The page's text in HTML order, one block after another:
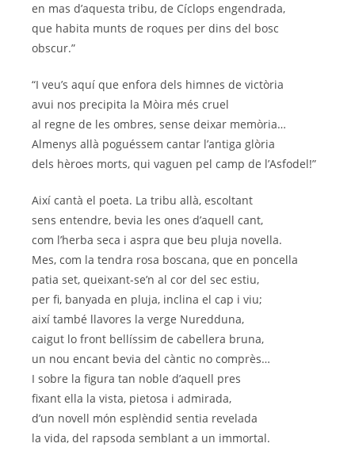
en mas d’aquesta tribu, de Cíclops engendrada,
que habita munts de roques per dins del bosc
obscur.”
“I veu’s aquí que enfora dels himnes de victòria
avui nos precipita la Mòira més cruel
al regne de les ombres, sense deixar memòria…
Almenys allà poguéssem cantar l’antiga glòria
dels hèroes morts, qui vaguen pel camp de l’Asfodel!”
Així cantà el poeta. La tribu allà, escoltant
sens entendre, bevia les ones d’aquell cant,
com l’herba seca i aspra que beu pluja novella.
Mes, com la tendra rosa boscana, que en poncella
patia set, queixant-se’n al cor del sec estiu,
per fi, banyada en pluja, inclina el cap i viu;
així també llavores la verge Nuredduna,
caigut lo front bellíssim de cabellera bruna,
un nou encant bevia del càntic no comprès…
I sobre la figura tan noble d’aquell pres
fixant ella la vista, pietosa i admirada,
d’un novell món esplèndid sentia revelada
la vida, del rapsoda semblant a un immortal.